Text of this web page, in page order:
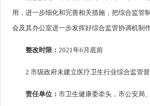
用，进一步细化和完善相关措施，把综合监管
会及其办公室进一步发挥好综合监管协调机制
整改时限： 2021年6月底前
2.市级政府未建立医疗卫生行业综合监管
责任单位： 市卫生健康委牵头，市公安局